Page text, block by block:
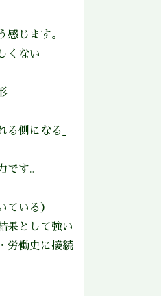
感じます。
くない
る側になる」
です。
ている）
果として強い
労働史に接続